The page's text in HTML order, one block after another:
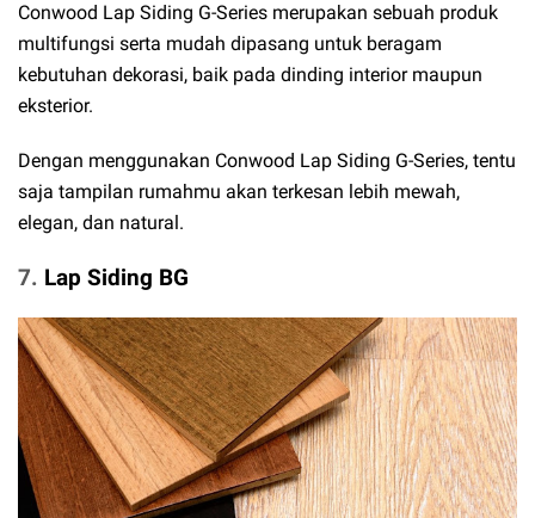
Conwood Lap Siding G-Series merupakan sebuah produk
multifungsi serta mudah dipasang untuk beragam
kebutuhan dekorasi, baik pada dinding interior maupun
eksterior.
Dengan menggunakan Conwood Lap Siding G-Series, tentu
saja tampilan rumahmu akan terkesan lebih mewah,
elegan, dan natural.
7. Lap Siding BG